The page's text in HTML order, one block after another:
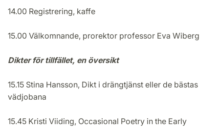
14.00 Registrering, kaffe
15.00 Välkomnande, prorektor professor Eva Wiberg
Dikter för tillfället, en översikt
15.15 Stina Hansson, Dikt i drängtjänst eller de bästas
vädjobana
15.45 Kristi Viiding, Occasional Poetry in the Early